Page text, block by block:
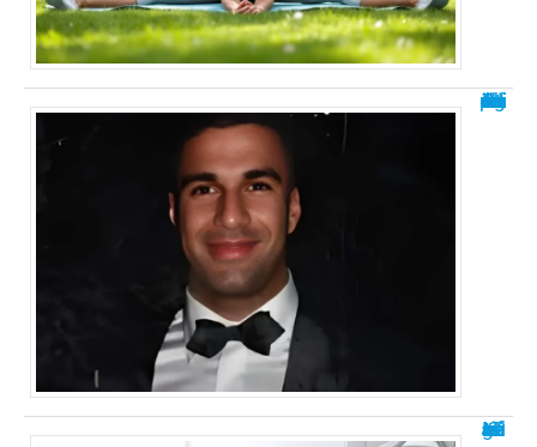
Tout savoir sur Ramtin Abdo : biographie et infos
Les avis négatifs sur LPG